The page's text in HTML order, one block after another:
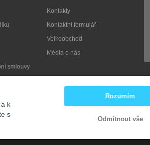
smlouvy
Kontakty
Kontaktní formulář
Velkoobchod
Média o nás
k
s
Rozumím
Odmítnout vše